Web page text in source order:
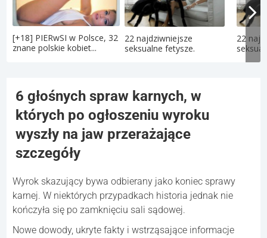
[+18] PIERwSI w Polsce, 32
znane polskie kobiet...
22 najdziwniejsze
seksualne fetysze.
22
6 głośnych spraw karnych, w
których po ogłoszeniu wyroku
wyszły na jaw przerażające
szczegóły
Wyrok skazujący bywa odbierany jako koniec sprawy
karnej. W niektórych przypadkach historia jednak nie
kończyła się po zamknięciu sali sądowej.
Nowe dowody, ukryte fakty i wstrząsające informacje